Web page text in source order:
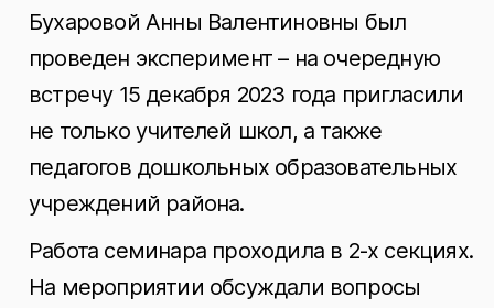
Бухаровой Анны Валентиновны был
проведен эксперимент – на очередную
встречу 15 декабря 2023 года пригласили
не только учителей школ, а также
педагогов дошкольных образовательных
учреждений района.
Работа семинара проходила в 2-х секциях.
На мероприятии обсуждали вопросы